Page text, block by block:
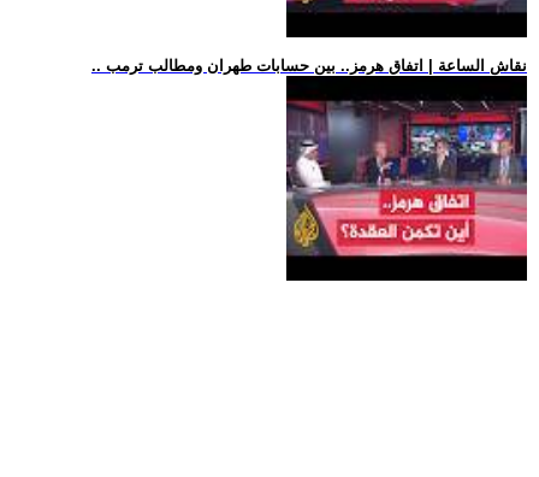
.. نقاش الساعة | اتفاق هرمز.. بين حسابات طهران ومطالب ترمب